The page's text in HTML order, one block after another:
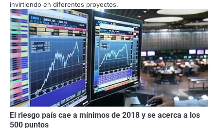
invirtiendo en diferentes proyectos.
El riesgo país cae a mínimos de 2018 y se acerca a los
500 puntos